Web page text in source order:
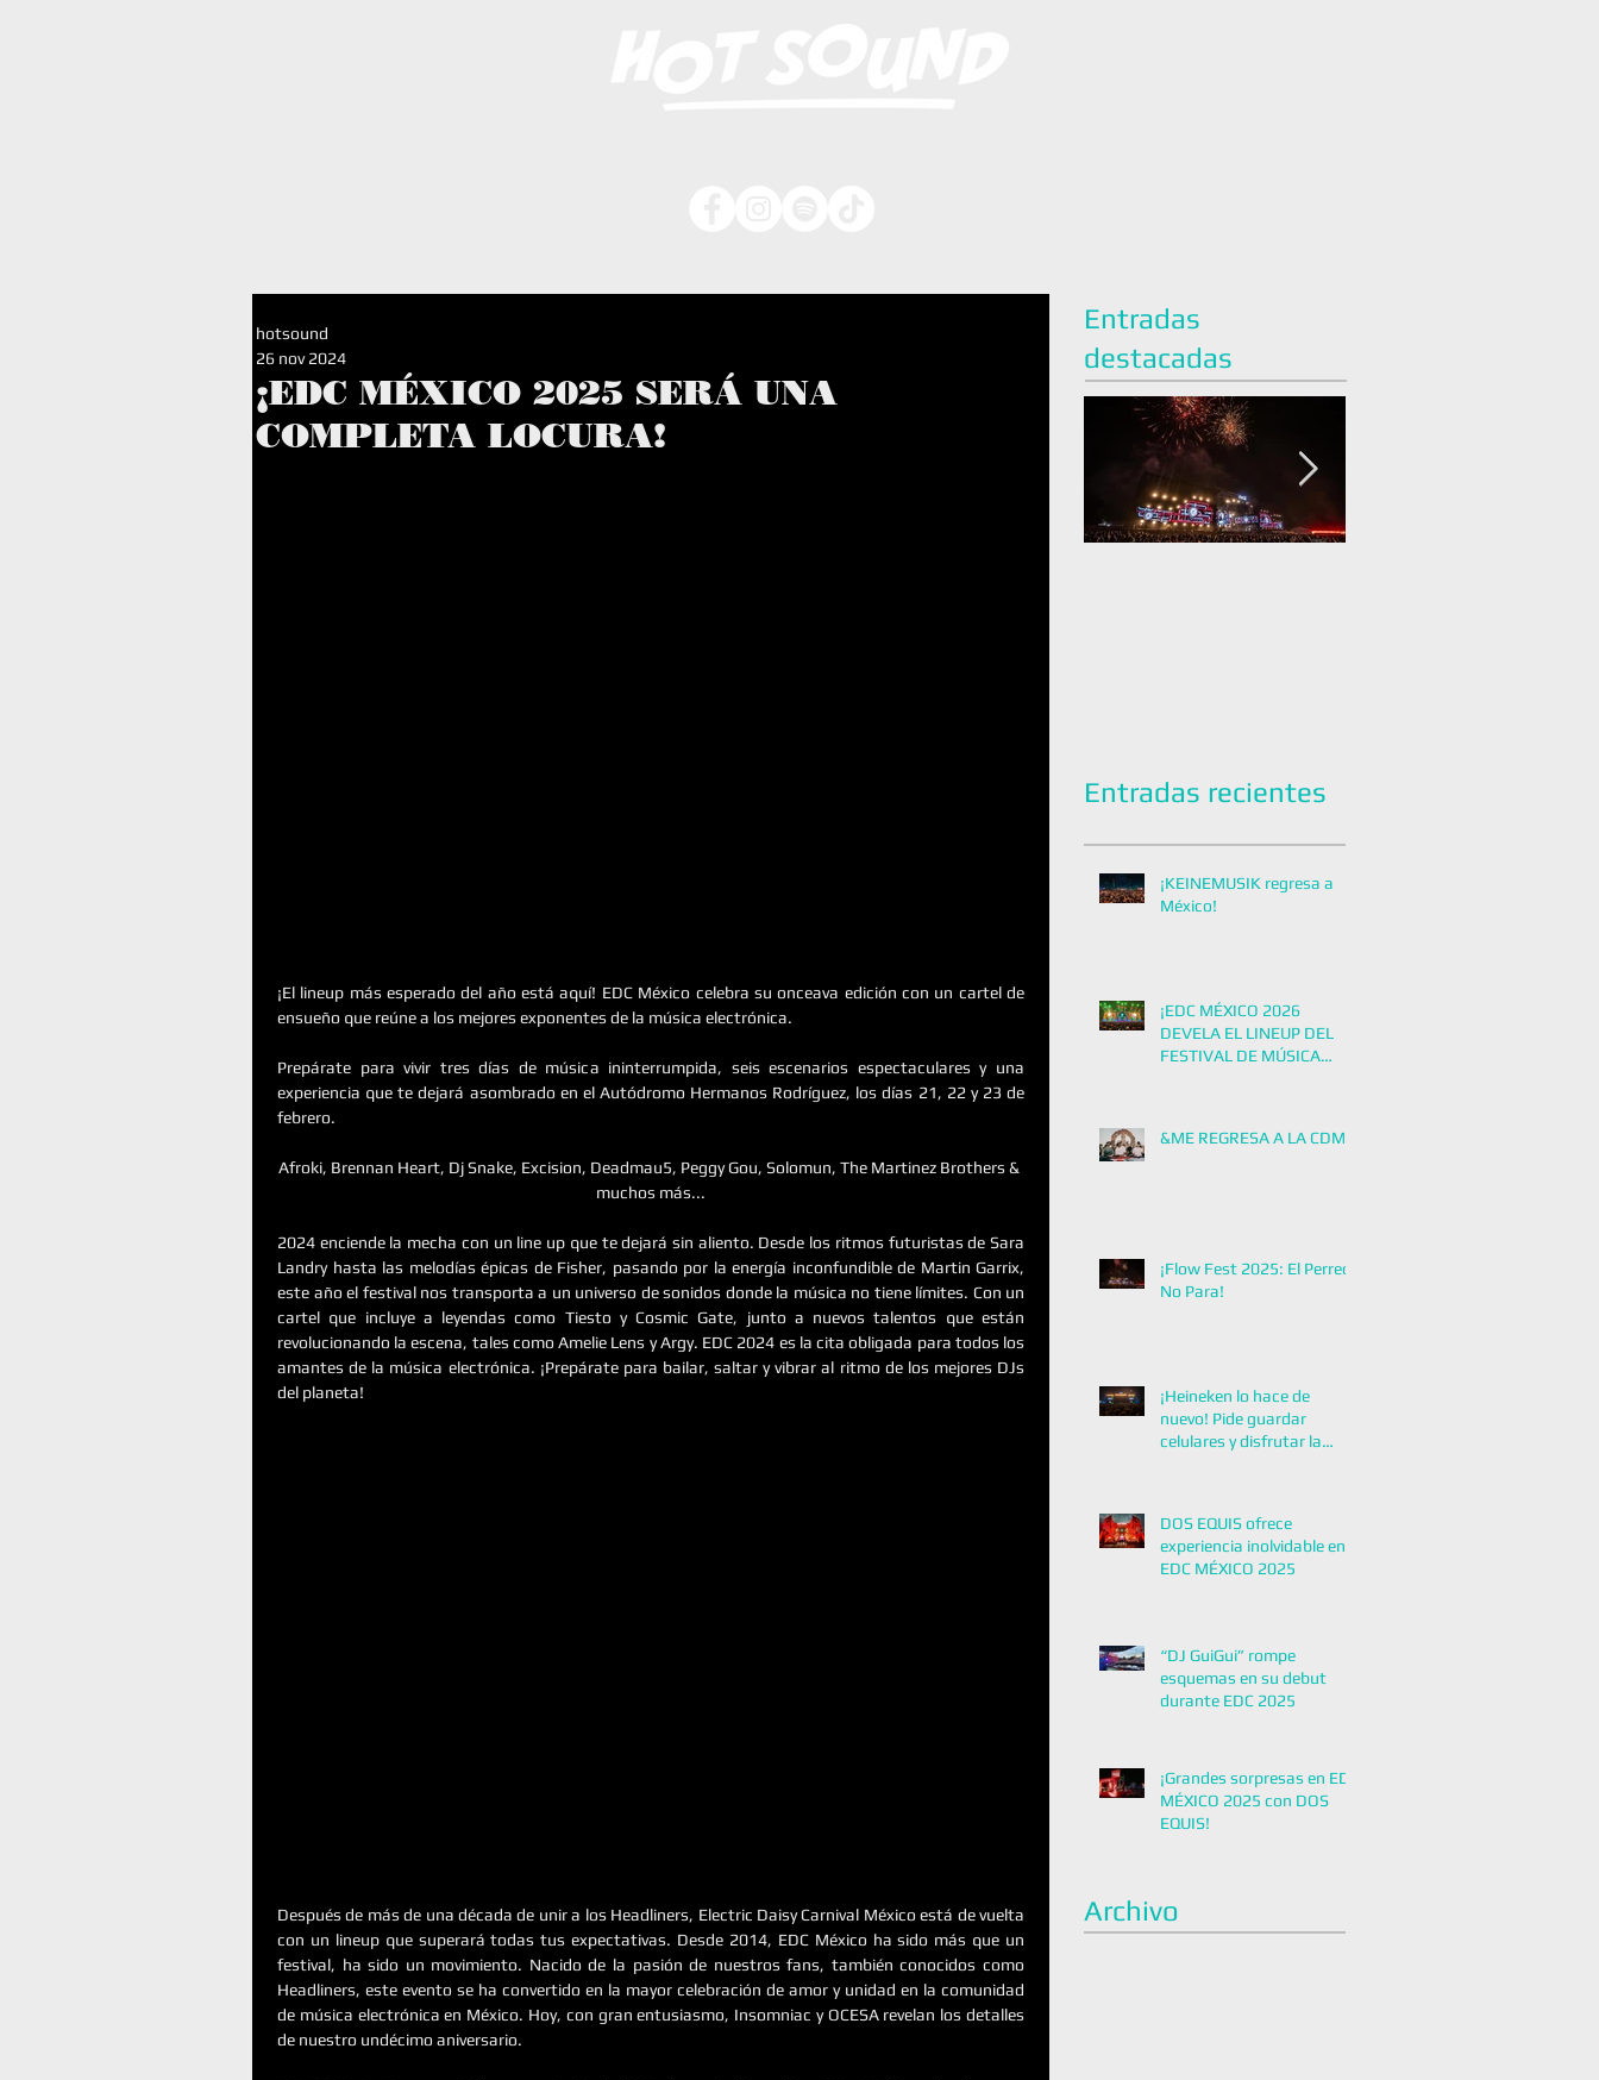
¡EDC MÉXICO 2025 SERÁ UNA
COMPLETA LOCURA!
hotsound
26 nov 2024
¡El lineup más esperado del año está aquí! EDC México celebra su onceava edición con un cartel de
ensueño que reúne a los mejores exponentes de la música electrónica.
Prepárate para vivir tres días de música ininterrumpida, seis escenarios espectaculares y una
experiencia que te dejará asombrado en el Autódromo Hermanos Rodríguez, los días 21, 22 y 23 de
febrero.
Afroki, Brennan Heart, Dj Snake, Excision, Deadmau5, Peggy Gou, Solomun, The Martinez Brothers &
muchos más...
2024 enciende la mecha con un line up que te dejará sin aliento. Desde los ritmos futuristas de Sara
Landry hasta las melodías épicas de Fisher, pasando por la energía inconfundible de Martin Garrix,
este año el festival nos transporta a un universo de sonidos donde la música no tiene límites. Con un
cartel que incluye a leyendas como Tiesto y Cosmic Gate, junto a nuevos talentos que están
revolucionando la escena, tales como Amelie Lens y Argy. EDC 2024 es la cita obligada para todos los
amantes de la música electrónica. ¡Prepárate para bailar, saltar y vibrar al ritmo de los mejores DJs
del planeta!
Después de más de una década de unir a los Headliners, Electric Daisy Carnival México está de vuelta
con un lineup que superará todas tus expectativas. Desde 2014, EDC México ha sido más que un
festival, ha sido un movimiento. Nacido de la pasión de nuestros fans, también conocidos como
Headliners, este evento se ha convertido en la mayor celebración de amor y unidad en la comunidad
de música electrónica en México. Hoy, con gran entusiasmo, Insomniac y OCESA revelan los detalles
de nuestro undécimo aniversario.
Entradas
destacadas
Entradas recientes
¡KEINEMUSIK regresa a
México!
¡EDC MÉXICO 2026
DEVELA EL LINEUP DEL
FESTIVAL DE MÚSICA
&ME REGRESA A LA CDMX
¡Flow Fest 2025: El Perreo
No Para!
¡Heineken lo hace de
nuevo! Pide guardar
celulares y disfrutar la
DOS EQUIS ofrece
experiencia inolvidable en
EDC MÉXICO 2025
“DJ GuiGui” rompe
esquemas en su debut
durante EDC 2025
¡Grandes sorpresas en EDC
MÉXICO 2025 con DOS
EQUIS!
Archivo